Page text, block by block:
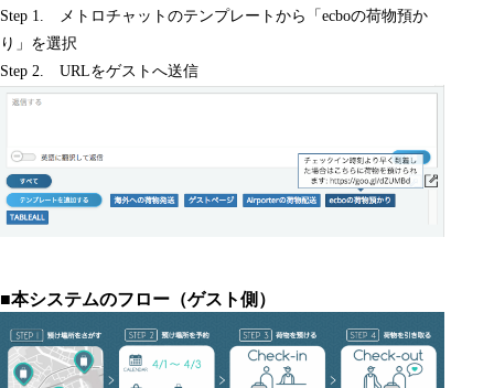
Step 1. メトロチャットのテンプレートから「ecboの荷物預か
り」を選択
Step 2. URLをゲストへ送信
■本システムのフロー（ゲスト側）